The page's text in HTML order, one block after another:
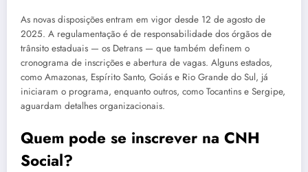
As novas disposições entram em vigor desde 12 de agosto de
2025. A regulamentação é de responsabilidade dos órgãos de
trânsito estaduais — os Detrans — que também definem o
cronograma de inscrições e abertura de vagas. Alguns estados,
como Amazonas, Espírito Santo, Goiás e Rio Grande do Sul, já
iniciaram o programa, enquanto outros, como Tocantins e Sergipe,
aguardam detalhes organizacionais.
Quem pode se inscrever na CNH
Social?